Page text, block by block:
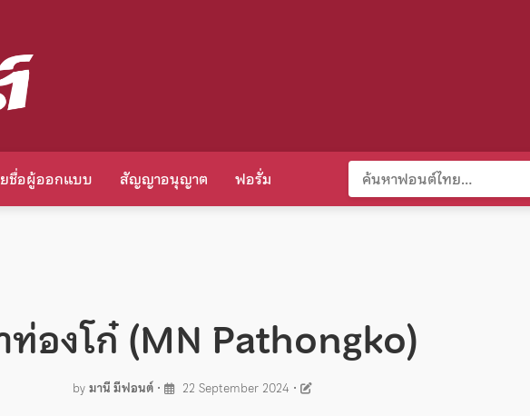
ชื่อผู้ออกแบบ สัญญาอนุญาต ฟอรั่ม
ท่องโก๋ (MN Pathongko)
byมานี มีฟอนต์• 22 September 2024 •